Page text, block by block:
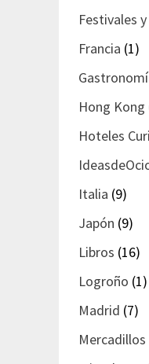
Festivales
Francia (1)
Hong Kong
Hoteles
Italia (9)
Japón (9)
Libros (16)
Logroño (1)
Madrid (7)
Mercadillos